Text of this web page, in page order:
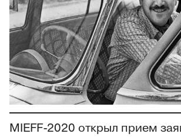
MIEFF-2020 открыл прием